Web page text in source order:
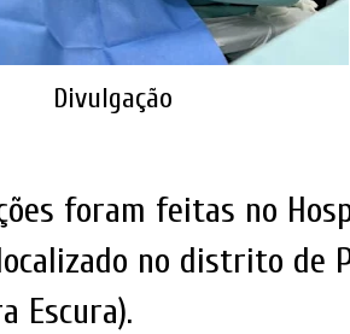
Divulgação
foram feitas no
no distrito de
Escura).